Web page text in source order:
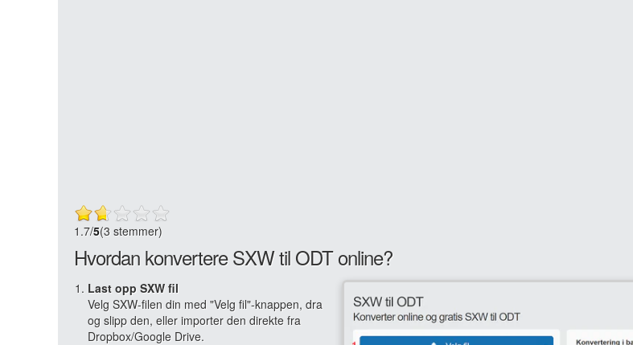
1.7/5(3 stemmer)
Hvordan konvertere SXW til ODT online?
Last opp SXW fil
Velg SXW-filen din med "Velg fil"-knappen, dra
og slipp den, eller importer den direkte fra
Dropbox/Google Drive.